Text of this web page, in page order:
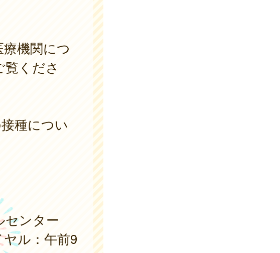
機関につ
くださ
種につい
センター
ル：午前9